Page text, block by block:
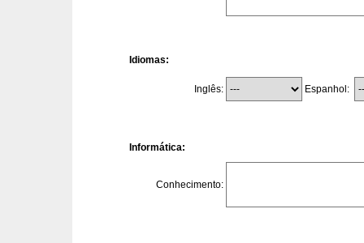
Idiomas:
Inglês: Espanhol:
Informática:
Conhecimento: